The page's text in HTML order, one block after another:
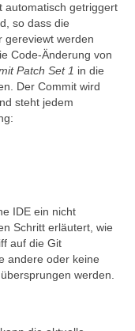
automatisch getriggert
so dass die
gereviewt werden
Code-Änderung von
Patch Set 1 in die
Der Commit wird
steht jedem
IDE ein nicht
Schritt erläutert, wie
auf die Git
andere oder keine
werden.